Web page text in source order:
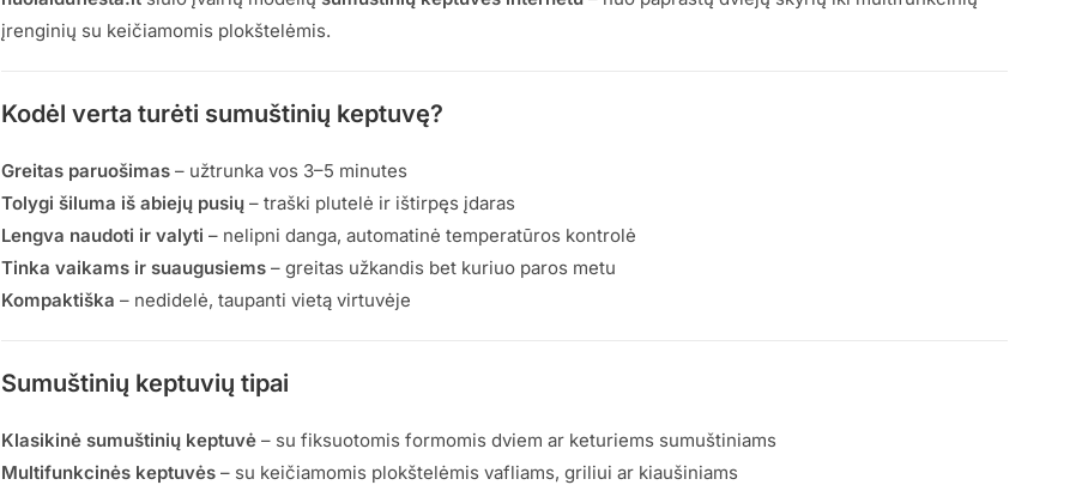
įrenginių su keičiamomis plokštelėmis.
Kodėl verta turėti sumuštinių keptuvę?
Greitas paruošimas– užtrunka vos 3–5 minutes
Tolygi šiluma iš abiejų pusių– traški plutelė ir ištirpęs įdaras
Lengva naudoti ir valyti – nelipni danga, automatinė temperatūros kontrolė
Tinka vaikams ir suaugusiems– greitas užkandis bet kuriuo paros metu
Kompaktiška – nedidelė, taupanti vietą virtuvėje
Sumuštinių keptuvių tipai
Klasikinė sumuštinių keptuvė– su fiksuotomis formomis dviem ar keturiems sumuštiniams
Multifunkcinės keptuvės– su keičiamomis plokštelėmis vafliams, griliui ar kiaušiniams